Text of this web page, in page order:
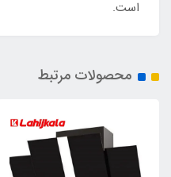
است.
محصولات مرتبط